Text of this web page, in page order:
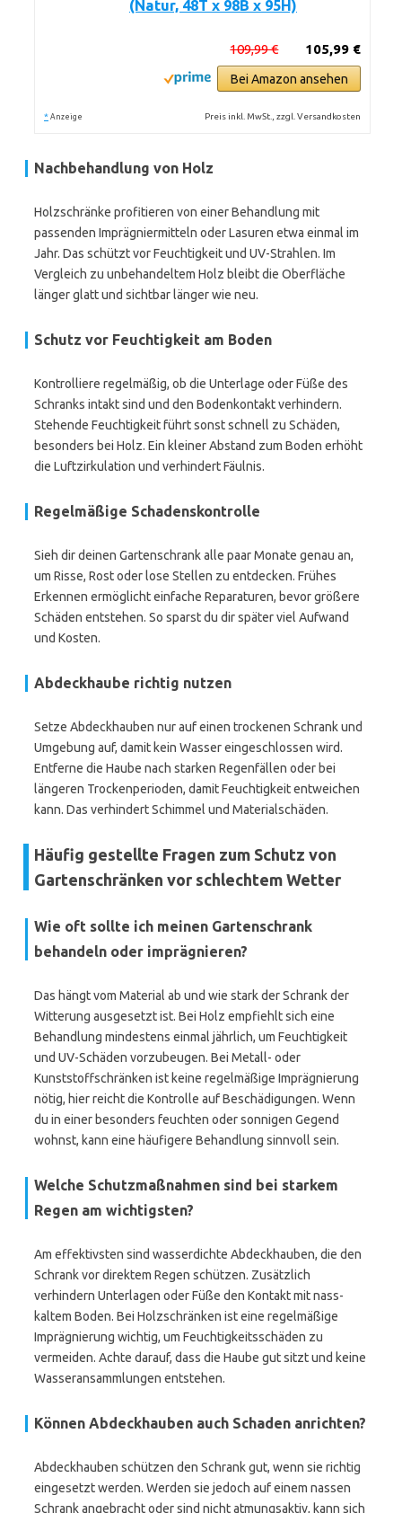
(Natur, 48T x 98B x 95H)
105,99 €
109,99 €
Bei Amazon ansehen
* Anzeige Preis inkl. MwSt., zzgl. Versandkosten
Nachbehandlung von Holz
Holzschränke profitieren von einer Behandlung mit
passenden Imprägniermitteln oder Lasuren etwa einmal im
Jahr. Das schützt vor Feuchtigkeit und UV-Strahlen. Im
Vergleich zu unbehandeltem Holz bleibt die Oberfläche
länger glatt und sichtbar länger wie neu.
Schutz vor Feuchtigkeit am Boden
Kontrolliere regelmäßig, ob die Unterlage oder Füße des
Schranks intakt sind und den Bodenkontakt verhindern.
Stehende Feuchtigkeit führt sonst schnell zu Schäden,
besonders bei Holz. Ein kleiner Abstand zum Boden erhöht
die Luftzirkulation und verhindert Fäulnis.
Regelmäßige Schadenskontrolle
Sieh dir deinen Gartenschrank alle paar Monate genau an,
um Risse, Rost oder lose Stellen zu entdecken. Frühes
Erkennen ermöglicht einfache Reparaturen, bevor größere
Schäden entstehen. So sparst du dir später viel Aufwand
und Kosten.
Abdeckhaube richtig nutzen
Setze Abdeckhauben nur auf einen trockenen Schrank und
Umgebung auf, damit kein Wasser eingeschlossen wird.
Entferne die Haube nach starken Regenfällen oder bei
längeren Trockenperioden, damit Feuchtigkeit entweichen
kann. Das verhindert Schimmel und Materialschäden.
Häufig gestellte Fragen zum Schutz von
Gartenschränken vor schlechtem Wetter
Wie oft sollte ich meinen Gartenschrank
behandeln oder imprägnieren?
Das hängt vom Material ab und wie stark der Schrank der
Witterung ausgesetzt ist. Bei Holz empfiehlt sich eine
Behandlung mindestens einmal jährlich, um Feuchtigkeit
und UV-Schäden vorzubeugen. Bei Metall- oder
Kunststoffschränken ist keine regelmäßige Imprägnierung
nötig, hier reicht die Kontrolle auf Beschädigungen. Wenn
du in einer besonders feuchten oder sonnigen Gegend
wohnst, kann eine häufigere Behandlung sinnvoll sein.
Welche Schutzmaßnahmen sind bei starkem
Regen am wichtigsten?
Am effektivsten sind wasserdichte Abdeckhauben, die den
Schrank vor direktem Regen schützen. Zusätzlich
verhindern Unterlagen oder Füße den Kontakt mit nass-
kaltem Boden. Bei Holzschränken ist eine regelmäßige
Imprägnierung wichtig, um Feuchtigkeitsschäden zu
vermeiden. Achte darauf, dass die Haube gut sitzt und keine
Wasseransammlungen entstehen.
Können Abdeckhauben auch Schaden anrichten?
Abdeckhauben schützen den Schrank gut, wenn sie richtig
eingesetzt werden. Werden sie jedoch auf einem nassen
Schrank angebracht oder sind nicht atmungsaktiv, kann sich